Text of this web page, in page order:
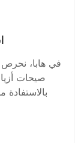
في هابا،
صيحات